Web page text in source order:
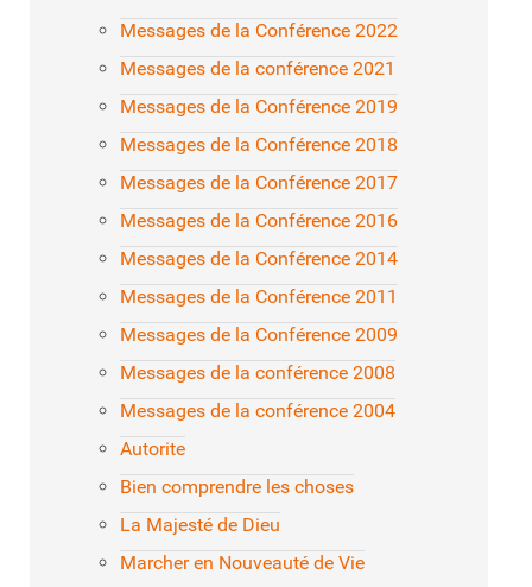
Messages de la Conférence 2022
Messages de la conférence 2021
Messages de la Conférence 2019
Messages de la Conférence 2018
Messages de la Conférence 2017
Messages de la Conférence 2016
Messages de la Conférence 2014
Messages de la Conférence 2011
Messages de la Conférence 2009
Messages de la conférence 2008
Messages de la conférence 2004
Autorite
Bien comprendre les choses
La Majesté de Dieu
Marcher en Nouveauté de Vie